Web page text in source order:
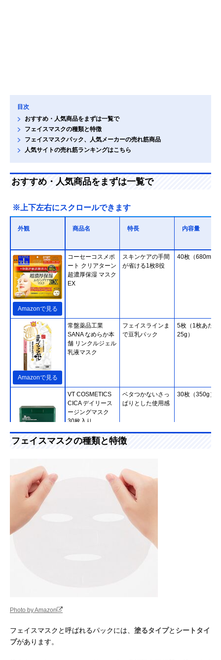
目次
おすすめ・人気商品をまずは一覧で
フェイスマスクの種類と特徴
フェイスマスクパック、人気メーカーの売れ筋商品
人気サイトの売れ筋ランキングはこちら
おすすめ・人気商品をまずは一覧で
※上下左右にスクロールできます
外観 商品名 特長 内容量
Amazonで見る
コーセーコスメポ
ート クリアターン
超濃厚保湿 マスク
EX
スキンケアの手間
が省ける1枚8役
40枚（680ml）
Amazonで見る
常盤薬品工業
SANA なめらか本
舗 リンクルジェル
乳液マスク
フェイスラインま
で豆乳パック
5枚（1枚あたり
25g）
Amazonで見る
VT COSMETICS
CICA デイリース
ージングマスク
30枚入り
ベタつかないさっ
ぱりとした使用感
30枚（350g）
Amazonで見る
スト ダーマレーザ
晩の時短ケアにお
すすめ
旅行や出張時の持
ち運びに便利な個
Amazonで見る
スク 10枚入り
フェイスマスクの種類と特徴
Photo by Amazon
フェイスマスクと呼ばれるパックには、 塗るタイプと シートタイ
プがあります。